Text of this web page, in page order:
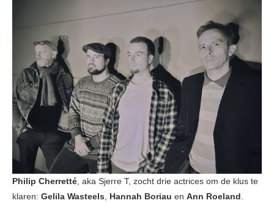
Philip Cherretté , aka Sjerre T, zocht drie actrices om de klus te
klaren: Gelila Wasteels Hannah Boriau en Ann Roeland